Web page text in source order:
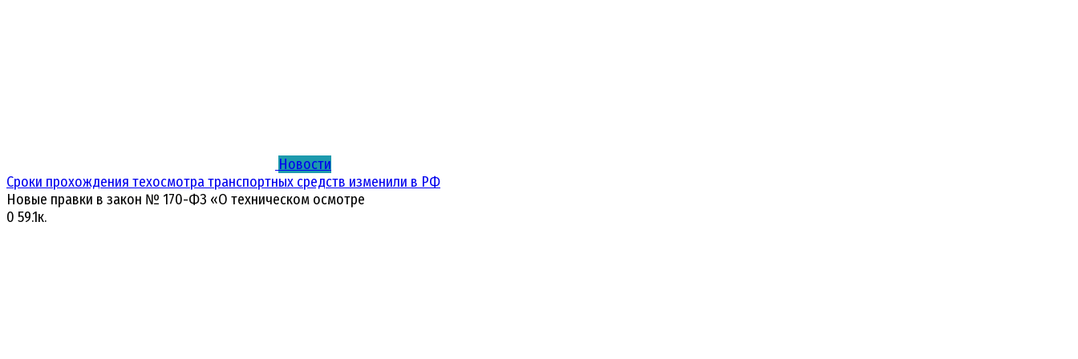
Новости
Сроки прохождения техосмотра транспортных средств изменили в РФ
Новые правки в закон № 170-ФЗ «О техническом осмотре
0 59.1к.